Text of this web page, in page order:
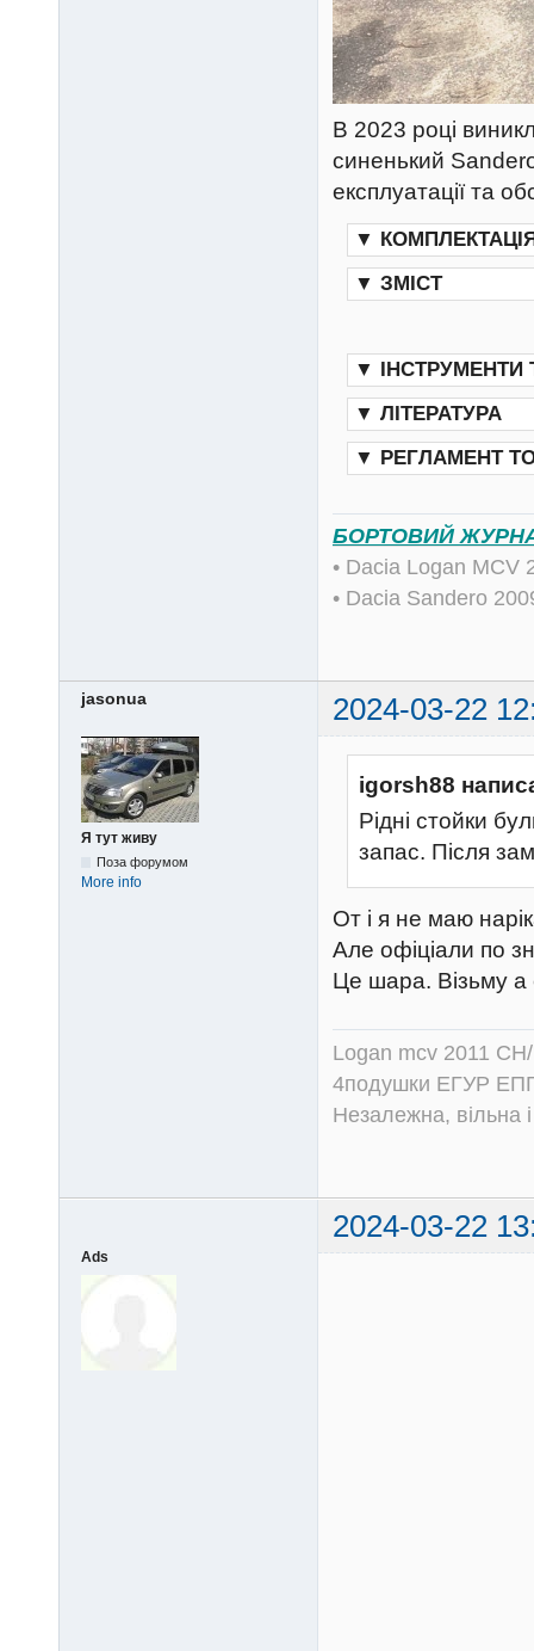
В 2023 році
синенький
експлуатації та
▼
▼ ЗМІСТ
▼
▼ ЛІТЕРАТУРА
▼ РЕГЛАМЕНТ
БОРТОВИЙ
• Dacia Logan
• Dacia Sandero
jasonua 2024-03-22
Я тут живу
Поза форумом
More info
igorsh88
Рідні стойки
запас. Після
От і я не маю
Але офіціали по
Це шара. Візьму а
Logan mcv 2011
4подушки ЕГУР
Незалежна, вільна
2024-03-22
Ads